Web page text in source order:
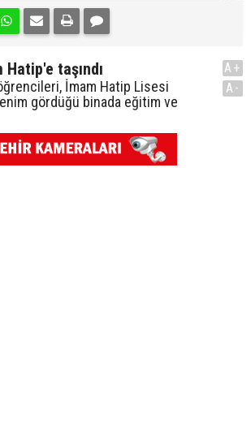
taşındı
İmam Hatip Lisesi
gördüğü binada eğitim ve
A+
A-